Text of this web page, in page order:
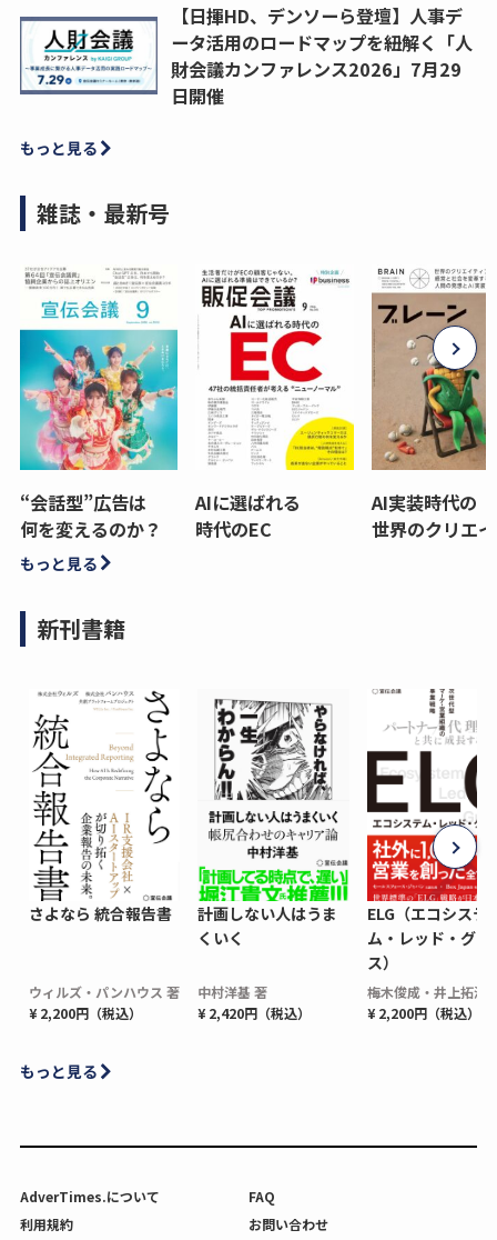
【日揮HD、デンソーら登壇】人事デ
ータ活用のロードマップを紐解く「人
財会議カンファレンス2026」7月29
日開催
もっと見る
雑誌・最新号
“会話型”広告は
何を変えるのか？
AIに選ばれる
時代のEC
AI実装時代の
世界のクリエ
もっと見る
新刊書籍
さよなら 統合報告書
ウィルズ・パンハウス 著
¥ 2,200円（税込）
計画しない人はうま
くいく
中村洋基 著
¥ 2,420円（税込）
ELG（エコシステ
ム・レッド・グロ
ス）
梅木俊成・井上拓海
¥ 2,200円（税込）
もっと見る
AdverTimes.について
FAQ
利用規約
お問い合わせ